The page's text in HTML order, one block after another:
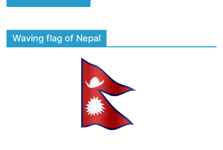
Waving flag of Nepal